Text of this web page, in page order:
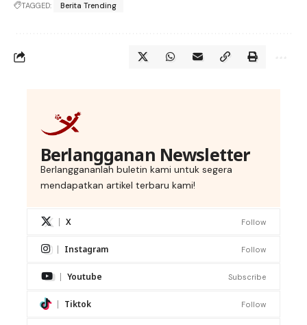
TAGGED: Berita Trending
Berlangganan Newsletter
Berlanggananlah buletin kami untuk segera
mendapatkan artikel terbaru kami!
X Follow
Instagram Follow
Youtube Subscribe
Tiktok Follow